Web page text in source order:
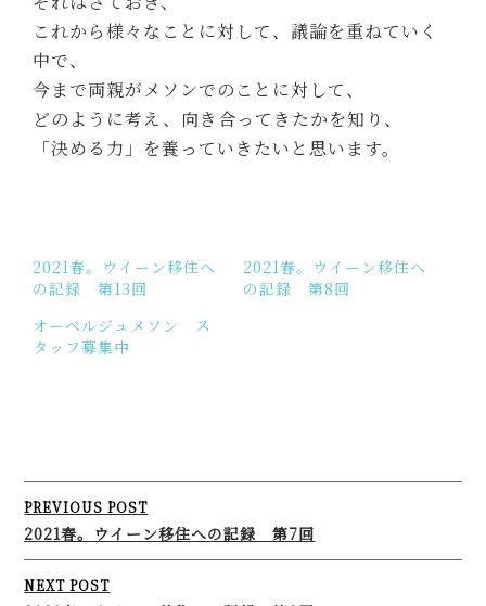
これから様々なことに対して、議論を重ねていく
中で、
今まで両親がメソンでのことに対して、
どのように考え、向き合ってきたかを知り、
「決める力」を養っていきたいと思います。
2021春。ウイーン移住へ
の記録 第13回
2021春。ウイーン移住へ
の記録 第8回
オーベルジュメソン ス
タッフ募集中
Post
navigation
PREVIOUS POST
2021春。ウイーン移住への記録 第7回
NEXT POST